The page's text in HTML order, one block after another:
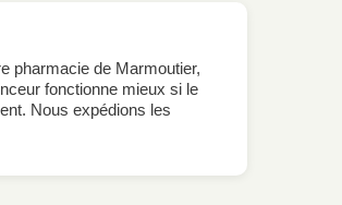
pharmacie de Marmoutier,
fonctionne mieux si le
Nous expédions les